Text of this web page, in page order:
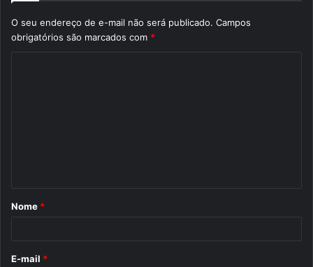
O seu endereço de e-mail não será publicado. Campos
obrigatórios são marcados com *
r
Nome *
E-mail *